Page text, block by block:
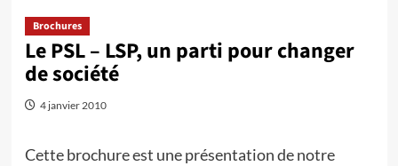
Brochures
Le PSL – LSP, un parti pour changer
de société
4 janvier 2010
Cette brochure est une présentation de notre